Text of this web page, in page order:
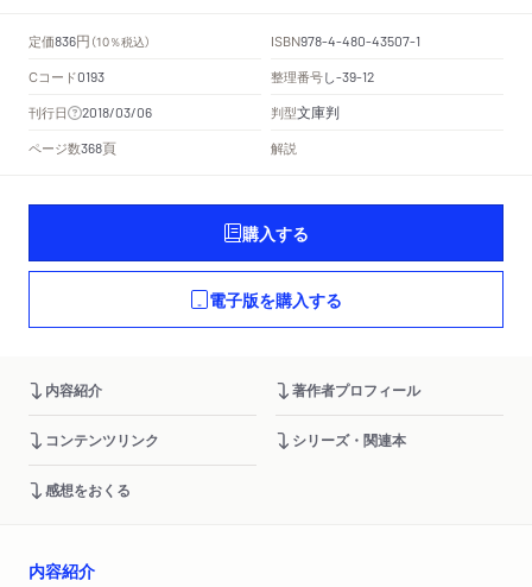
定価836円 （10％税込） ISBN978-4-480-43507-1
Cコード0193 整理番号し-39-12
刊行日 2018/03/06 判型文庫判
ページ数368頁 解説
購入する
電子版を購入する
内容紹介 著作者プロフィール
コンテンツリンク シリーズ・関連本
感想をおくる
内容紹介